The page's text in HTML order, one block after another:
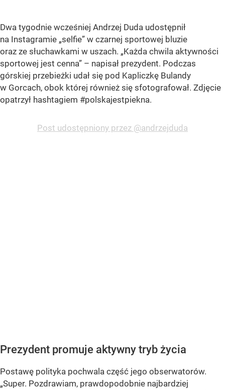
Dwa tygodnie wcześniej Andrzej Duda udostępnił
na Instagramie „selfie” w czarnej sportowej bluzie
oraz ze słuchawkami w uszach. „Każda chwila aktywności
sportowej jest cenna” – napisał prezydent. Podczas
górskiej przebieżki udał się pod Kapliczkę Bulandy
w Gorcach, obok której również się sfotografował. Zdjęcie
opatrzył hashtagiem #polskajestpiekna.
Post udostępniony przez @andrzejduda
Prezydent promuje aktywny tryb życia
Postawę polityka pochwala część jego obserwatorów.
„Super. Pozdrawiam, prawdopodobnie najbardziej